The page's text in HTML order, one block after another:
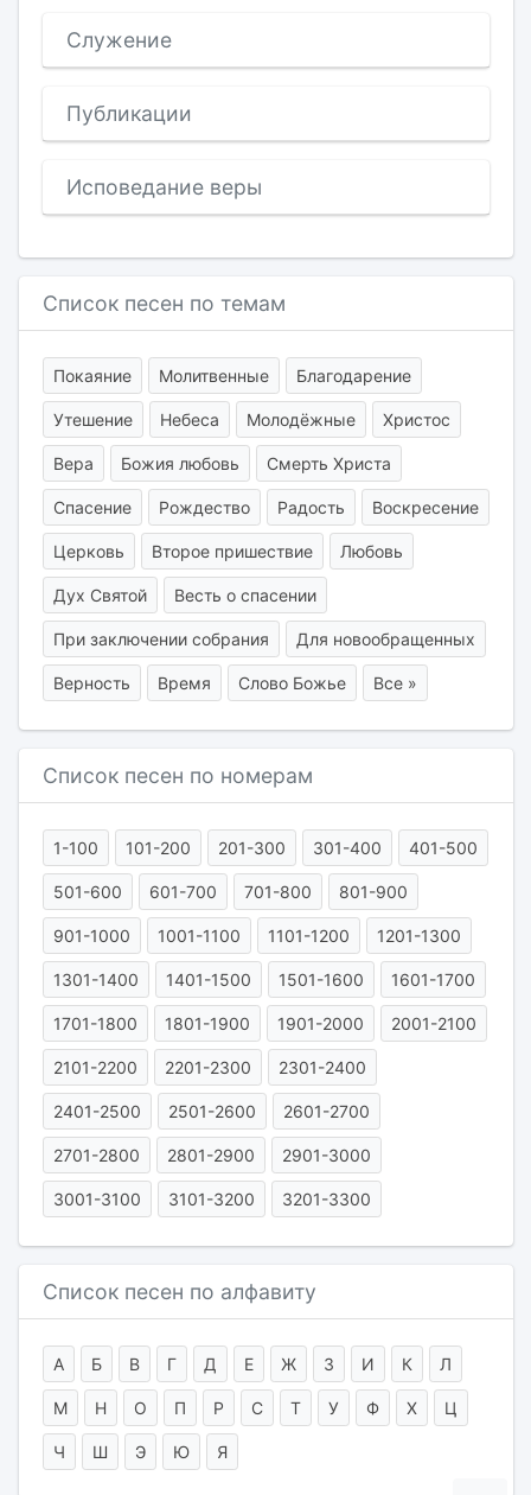
Служение
Публикации
Исповедание веры
Список песен по темам
Покаяние Молитвенные Благодарение
Утешение Небеса Молодёжные Христос
Вера Божия любовь Смерть Христа
Спасение Рождество Радость Воскресение
Церковь Второе пришествие Любовь
Дух Святой Весть о спасении
При заключении собрания Для новообращенных
Верность Время Слово Божье Все »
Список песен по номерам
1-100 101-200 201-300 301-400 401-500
501-600 601-700 701-800 801-900
901-1000 1001-1100 1101-1200 1201-1300
1301-1400 1401-1500 1501-1600 1601-1700
1701-1800 1801-1900 1901-2000 2001-2100
2101-2200 2201-2300 2301-2400
2401-2500 2501-2600 2601-2700
2701-2800 2801-2900 2901-3000
3001-3100 3101-3200 3201-3300
Список песен по алфавиту
А Б В Г Д Е Ж З И К Л
М Н О П Р С Т У Ф Х Ц
Ч Ш Э Ю Я